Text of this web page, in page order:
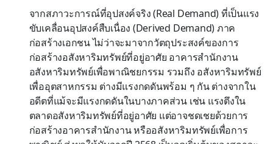
จากสภาวะการณ์ที่อุปสงค์จริง (Real Demand) ที่เป็นแรง
ขับเคลื่อนอุปสงค์สืบเนื่อง (Derived Demand) ภาค
ก่อสร้างเอกชน ไม่ว่าจะมาจากวัตถุประสงค์ของการ
ก่อสร้างอสังหาริมทรัพย์ที่อยู่อาศัย อาคารสำนักงาน
อสังหาริมทรัพย์เพื่อพาณิชยกรรม รวมถึง อสังหาริมทรัพย์
เพื่ออุตสาหกรรม ต่างมีแรงกดดันพร้อม ๆ กัน ต่างจากใน
อดีตที่แม้จะมีแรงกดดันในบางภาคส่วน เช่น แรงตึงใน
ตลาดอสังหาริมทรัพย์ที่อยู่อาศัย แต่อาจชดเชยด้วยการ
ก่อสร้างอาคารสำนักงาน หรืออสังหาริมทรัพย์เพื่อการ